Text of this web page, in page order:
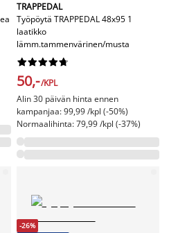
TRAPPEDAL
Työpöytä TRAPPEDAL 48x95 1
laatikko
lämm.tammenvärinen/musta






50,-/KPL
Alin 30 päivän hinta ennen
kampanjaa: 99,99 /kpl (-50%)
Normaalihinta: 79,99 /kpl (-37%)
-26%